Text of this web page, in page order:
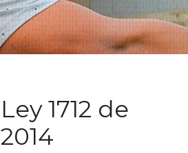
Ley 1712 de
2014